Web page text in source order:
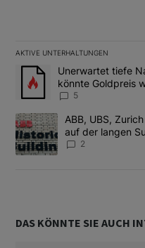
AKTIVE UNTERHALTUNGEN
Das Folgende ist eine
Ein Trendartikel mit dem
Unerwartet tiefe
könnte Goldpreis
5
Ein Trendartikel mit dem
ABB, UBS,
auf der langen
2
DAS KÖNNTE SIE AUCH